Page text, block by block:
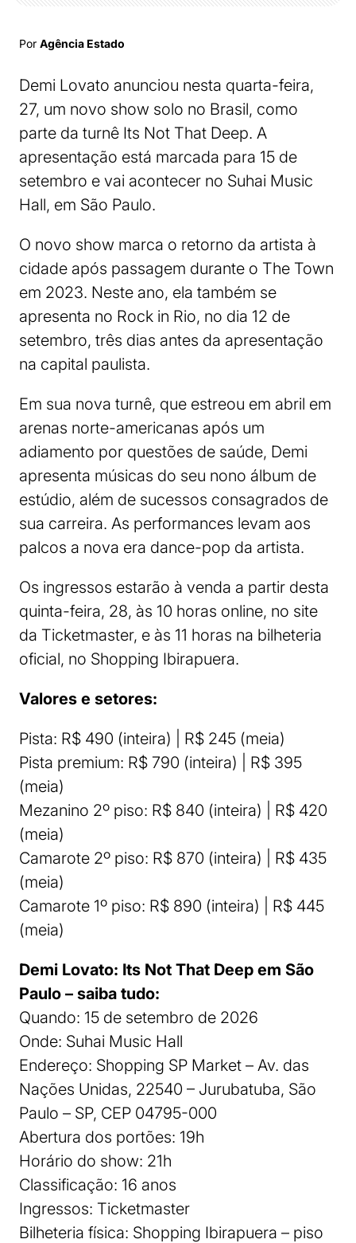
Por Agência Estado
Demi Lovato anunciou nesta quarta-feira,
27, um novo show solo no Brasil, como
parte da turnê Its Not That Deep. A
apresentação está marcada para 15 de
setembro e vai acontecer no Suhai Music
Hall, em São Paulo.
O novo show marca o retorno da artista à
cidade após passagem durante o The Town
em 2023. Neste ano, ela também se
apresenta no Rock in Rio, no dia 12 de
setembro, três dias antes da apresentação
na capital paulista.
Em sua nova turnê, que estreou em abril em
arenas norte-americanas após um
adiamento por questões de saúde, Demi
apresenta músicas do seu nono álbum de
estúdio, além de sucessos consagrados de
sua carreira. As performances levam aos
palcos a nova era dance-pop da artista.
Os ingressos estarão à venda a partir desta
quinta-feira, 28, às 10 horas online, no site
da Ticketmaster, e às 11 horas na bilheteria
oficial, no Shopping Ibirapuera.
Valores e setores:
Pista: R$ 490 (inteira) | R$ 245 (meia)
Pista premium: R$ 790 (inteira) | R$ 395
(meia)
Mezanino 2º piso: R$ 840 (inteira) | R$ 420
(meia)
Camarote 2º piso: R$ 870 (inteira) | R$ 435
(meia)
Camarote 1º piso: R$ 890 (inteira) | R$ 445
(meia)
Demi Lovato: Its Not That Deep em São
Paulo – saiba tudo:
Quando: 15 de setembro de 2026
Onde: Suhai Music Hall
Endereço: Shopping SP Market – Av. das
Nações Unidas, 22540 – Jurubatuba, São
Paulo – SP, CEP 04795-000
Abertura dos portões: 19h
Horário do show: 21h
Classificação: 16 anos
Ingressos: Ticketmaster
Bilheteria física: Shopping Ibirapuera – piso